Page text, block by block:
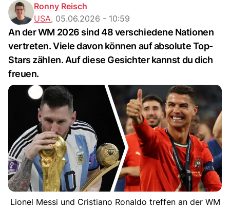
Ronny Reisch
USA, 05.06.2026 - 10:59
An der WM 2026 sind 48 verschiedene Nationen
vertreten. Viele davon können auf absolute Top-
Stars zählen. Auf diese Gesichter kannst du dich
freuen.
Lionel Messi und Cristiano Ronaldo treffen an der WM